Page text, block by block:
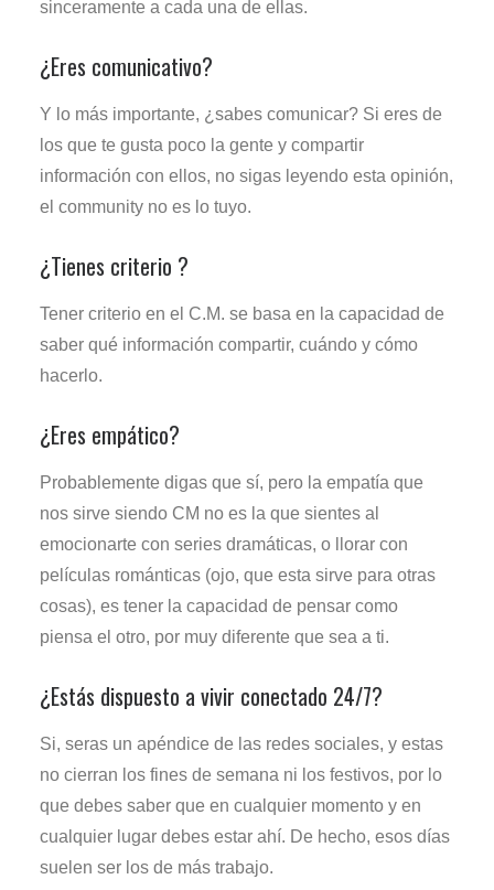
sinceramente a cada una de ellas.
¿Eres comunicativo?
Y lo más importante, ¿sabes comunicar? Si eres de
los que te gusta poco la gente y compartir
información con ellos, no sigas leyendo esta opinión,
el community no es lo tuyo.
¿Tienes criterio ?
Tener criterio en el C.M. se basa en la capacidad de
saber qué información compartir, cuándo y cómo
hacerlo.
¿Eres empático?
Probablemente digas que sí, pero la empatía que
nos sirve siendo CM no es la que sientes al
emocionarte con series dramáticas, o llorar con
películas románticas (ojo, que esta sirve para otras
cosas), es tener la capacidad de pensar como
piensa el otro, por muy diferente que sea a ti.
¿Estás dispuesto a vivir conectado 24/7?
Si, seras un apéndice de las redes sociales, y estas
no cierran los fines de semana ni los festivos, por lo
que debes saber que en cualquier momento y en
cualquier lugar debes estar ahí. De hecho, esos días
suelen ser los de más trabajo.